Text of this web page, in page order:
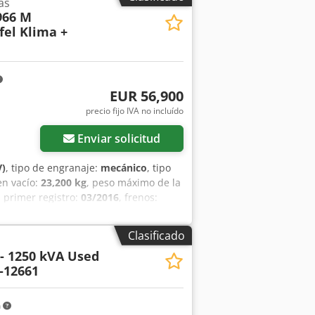
M
Klima +
EUR 56,900
precio fijo IVA no incluído
Enviar solicitud
, tipo de engranaje: mecánico, tipo
vacío: 23,200 kg, peso máximo de la
primer registro: 03/2016, frenos:
cabina, dirección asistida,
de a bordo, pala estándar,
tracción a las cuatro ruedas , *
disponible * Estado, ver
conductor con protección antivuelco
de las normas ISO 3471:2008 e
Clasificado
1250 kVA Used